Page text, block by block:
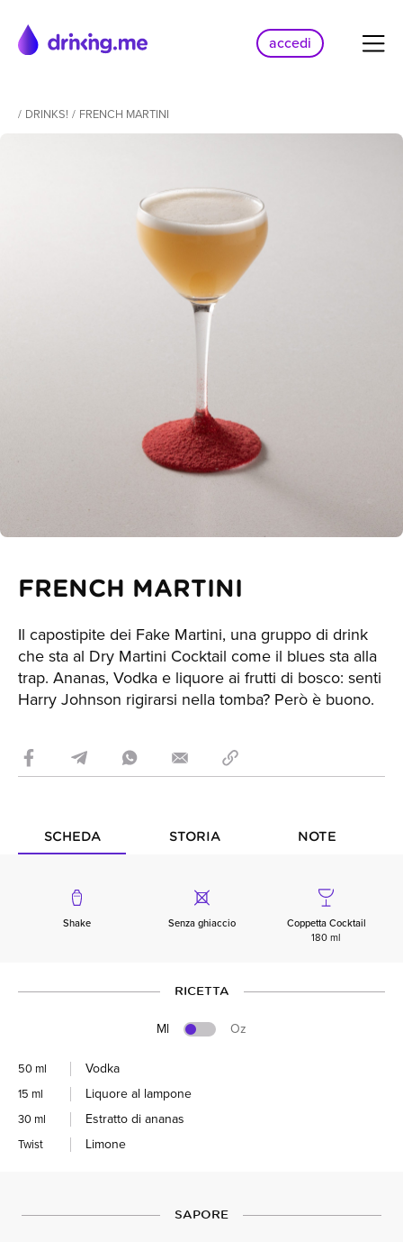
accedi
/ DRINKS! / FRENCH MARTINI
FRENCH MARTINI
Il capostipite dei Fake Martini, una gruppo di drink
che sta al Dry Martini Cocktail come il blues sta alla
trap. Ananas, Vodka e liquore ai frutti di bosco: senti
Harry Johnson rigirarsi nella tomba? Però è buono.
SCHEDA STORIA NOTE
Shake Senza ghiaccio
Coppetta Cocktail
180 ml
RICETTA
Ml Oz
50 ml Vodka
15 ml Liquore al lampone
30 ml Estratto di ananas
Twist Limone
SAPORE